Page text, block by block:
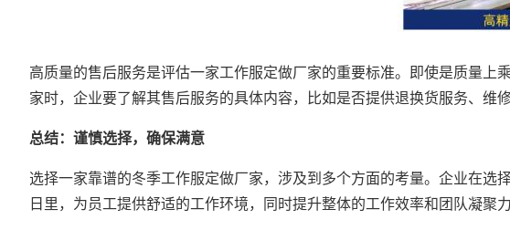
高质量的售后服务是评估一家工作服定做厂家的重要标准。即使是质量
家时，企业要了解其售后服务的具体内容，比如是否提供退换货服务、维
总结：谨慎选择，确保满意
选择一家靠谱的冬季工作服定做厂家，涉及到多个方面的考量。企业在
日里，为员工提供舒适的工作环境，同时提升整体的工作效率和团队凝聚